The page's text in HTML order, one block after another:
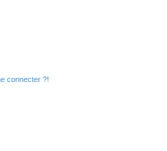
connecter ?!